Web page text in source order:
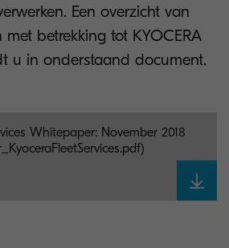
Een overzicht van
betrekking tot KYOCERA
u in onderstaand document.
Whitepaper: November 2018